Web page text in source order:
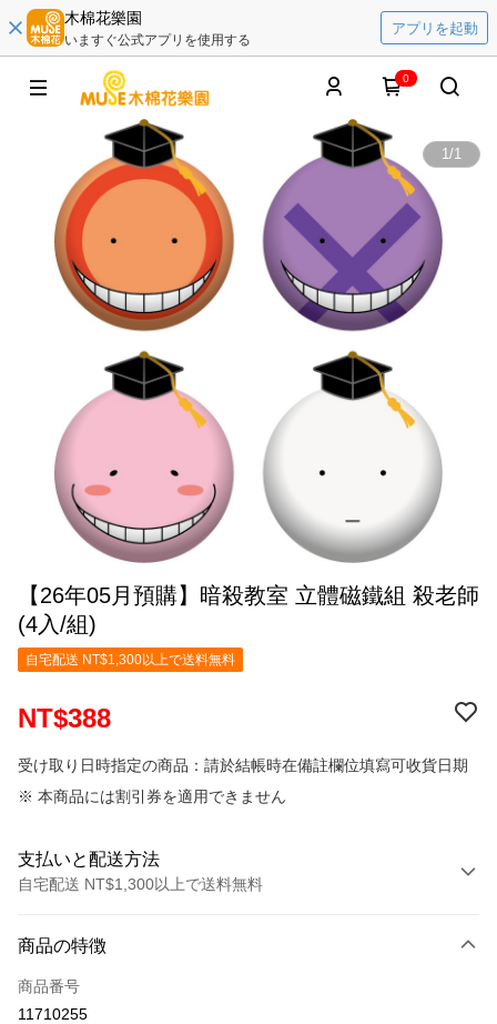
木棉花樂園
いますぐ公式アプリを使用する
アプリを起動
0
1/1
【26年05月預購】暗殺教室 立體磁鐵組 殺老師
(4入/組)
自宅配送 NT$1,300以上で送料無料
NT$388
受け取り日時指定の商品：請於結帳時在備註欄位填寫可收貨日期
※ 本商品には割引券を適用できません
支払いと配送方法
自宅配送 NT$1,300以上で送料無料
クレジットカード1回払い
LINE Pay
商品の特徴
商品番号
11710255